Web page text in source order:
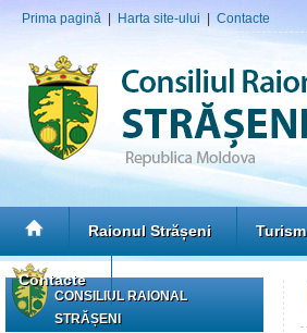
Prima pagină Harta site-ului Contacte
Raionul Strășeni Turism
Contacte
CONSILIUL RAIONAL
STRĂȘENI